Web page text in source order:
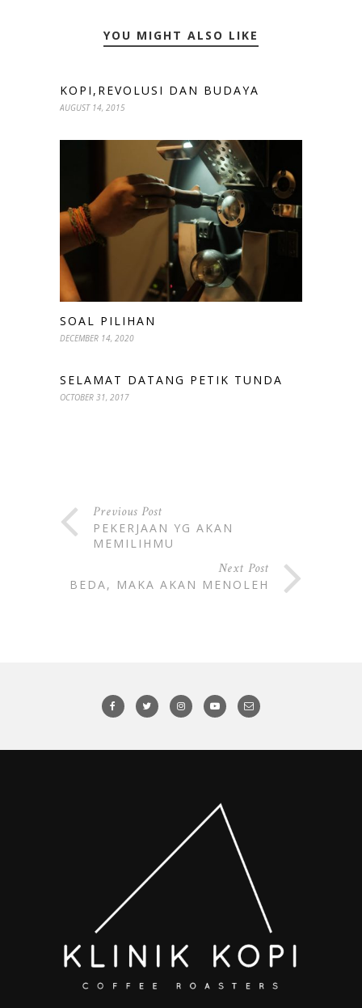
YOU MIGHT ALSO LIKE
KOPI,REVOLUSI DAN BUDAYA
AUGUST 14, 2015
SOAL PILIHAN
DECEMBER 14, 2020
SELAMAT DATANG PETIK TUNDA
OCTOBER 31, 2017
Previous Post
PEKERJAAN YG AKAN
MEMILIHMU
Next Post
BEDA, MAKA AKAN MENOLEH